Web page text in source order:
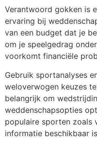
Verantwoord gokken is
ervaring bij
van een budget dat je
om je speelgedrag
voorkomt financiële
Gebruik sportanalyses
weloverwogen keuzes
belangrijk om
weddenschapsopties
populaire sporten zoals
informatie beschikbaar